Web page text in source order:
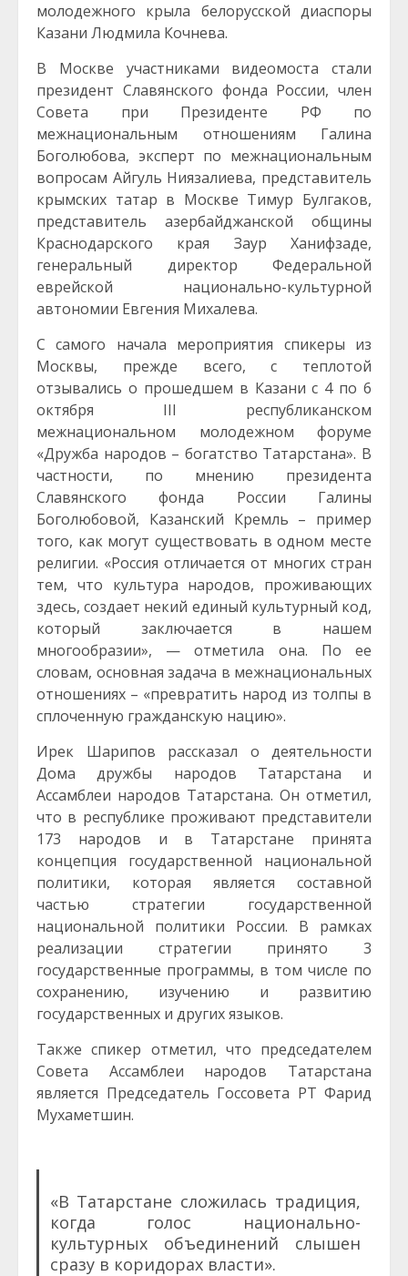
молодежного крыла белорусской диаспоры
Казани Людмила Кочнева.
В Москве участниками видеомоста стали
президент Славянского фонда России, член
Совета при Президенте РФ по
межнациональным отношениям Галина
Боголюбова, эксперт по межнациональным
вопросам Айгуль Ниязалиева, представитель
крымских татар в Москве Тимур Булгаков,
представитель азербайджанской общины
Краснодарского края Заур Ханифзаде,
генеральный директор Федеральной
еврейской национально-культурной
автономии Евгения Михалева.
С самого начала мероприятия спикеры из
Москвы, прежде всего, с теплотой
отзывались о прошедшем в Казани с 4 по 6
октября III республиканском
межнациональном молодежном форуме
«Дружба народов – богатство Татарстана». В
частности, по мнению президента
Славянского фонда России Галины
Боголюбовой, Казанский Кремль – пример
того, как могут существовать в одном месте
религии. «Россия отличается от многих стран
тем, что культура народов, проживающих
здесь, создает некий единый культурный код,
который заключается в нашем
многообразии», — отметила она. По ее
словам, основная задача в межнациональных
отношениях – «превратить народ из толпы в
сплоченную гражданскую нацию».
Ирек Шарипов рассказал о деятельности
Дома дружбы народов Татарстана и
Ассамблеи народов Татарстана. Он отметил,
что в республике проживают представители
173 народов и в Татарстане принята
концепция государственной национальной
политики, которая является составной
частью стратегии государственной
национальной политики России. В рамках
реализации стратегии принято 3
государственные программы, в том числе по
сохранению, изучению и развитию
государственных и других языков.
Также спикер отметил, что председателем
Совета Ассамблеи народов Татарстана
является Председатель Госсовета РТ Фарид
Мухаметшин.
«В Татарстане сложилась традиция,
когда голос национально-
культурных объединений слышен
сразу в коридорах власти».